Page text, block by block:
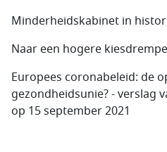
Minderheidskabinet in
Naar een hogere
Europees coronabeleid: de
gezondheidsunie? - verslag
op 15 september 2021